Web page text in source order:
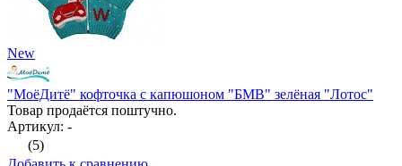
New
"МоёДитё" кофточка с капюшоном "БМВ" зелёная "Лотос"
Товар продаётся поштучно.
Артикул: -
(5)